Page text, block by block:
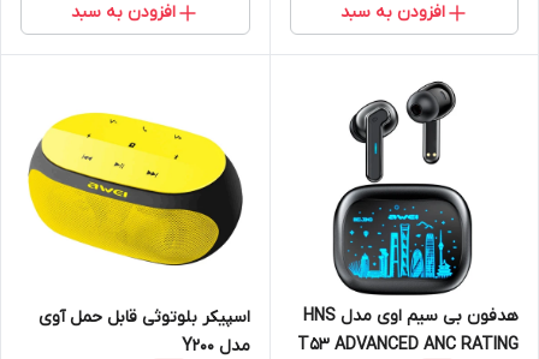
افزودن به سبد افزودن به سبد
هدفون بی سیم اوی مدل HNS
T53 ADVANCED ANC RATING
اسپیکر بلوتوثی قابل حمل آوی
مدل Y200